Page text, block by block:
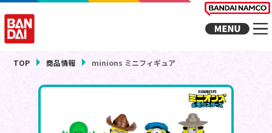
TOP 商品情報 minions ミニフィギュア